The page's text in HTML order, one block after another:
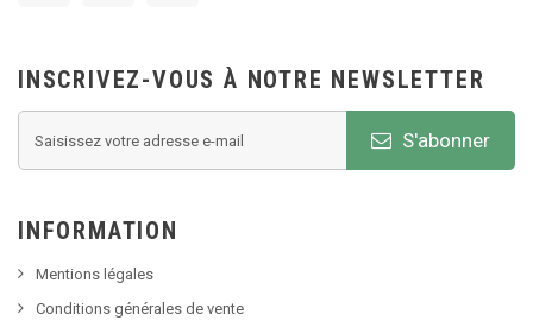
INSCRIVEZ-VOUS À NOTRE NEWSLETTER
S'abonner
INFORMATION
Mentions légales
Conditions générales de vente